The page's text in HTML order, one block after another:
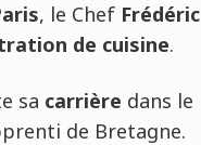
, le Chef Frédéric
de cuisine.
sa carrière dans le
de Bretagne.